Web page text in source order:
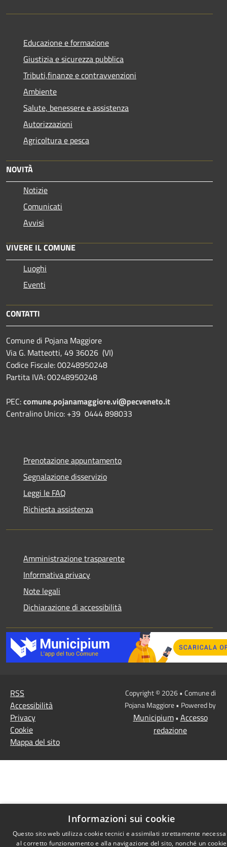
Educazione e formazione
Giustizia e sicurezza pubblica
Tributi,finanze e contravvenzioni
Ambiente
Salute, benessere e assistenza
Autorizzazioni
Agricoltura e pesca
NOVITÀ
Notizie
Comunicati
Avvisi
VIVERE IL COMUNE
Luoghi
Eventi
CONTATTI
Comune di Pojana Maggiore
Via G. Matteotti, 49 36026 (VI)
Codice Fiscale: 00248950248
Partita IVA: 00248950248
PEC:comune.pojanamaggiore.vi@pecveneto.it
Centralino Unico: +39 0444 898033
Prenotazione appuntamento
Segnalazione disservizio
Leggi le FAQ
Richiesta assistenza
Amministrazione trasparente
Informativa privacy
Note legali
Dichiarazione di accessibilità
RSS
Accessibilità
Privacy
Cookie
Mappa del sito
Copyright © 2026 • Comune di
Pojana Maggiore • Powered by
Municipium• Accesso
redazione
Informazioni sui cookie
Questo sito web utilizza cookie tecnici e assimilati strettamente
al corretto funzionamento e alla navigazione del sito, nonché un cookie